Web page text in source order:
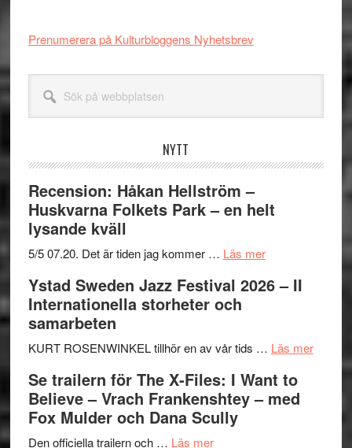
Prenumerera på Kulturbloggens Nyhetsbrev
webbplatsen
NYTT
Recension: Håkan Hellström –
Huskvarna Folkets Park – en helt
lysande kväll
5/5 07.20. Det är tiden jag kommer … Läs merom
Håkan
Huskvarna
Park
–
Ystad Sweden Jazz Festival 2026 – II
Internationella storheter och
samarbeten
KURT ROSENWINKEL tillhör en av vår tids … Läs merom
Festival
Se trailern för The X-Files: I Want to
Believe – Vrach Frankenshtey – med
Fox Mulder och Dana Scully
Den officiella trailern och … Läs merom